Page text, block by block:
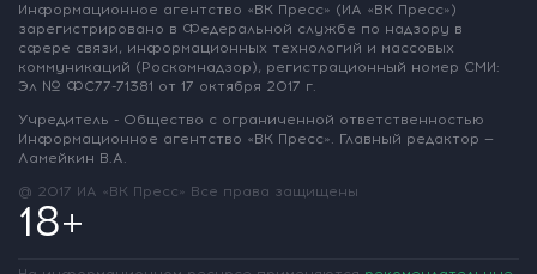
Информационное агентство «ВК Пресс» (ИА «ВК Пресс»)
зарегистрировано в Федеральной службе по надзору в
сфере связи, информационных технологий и массовых
коммуникаций (Роскомнадзор), регистрационный номер СМИ:
Эл № ФС77-71381 от 17 октября 2017 г.
Учредитель - Общество с ограниченной ответственностью
Информационное агентство «ВК Пресс». Главный редактор —
Ламейкин В.А.
@ 2017 ИА «ВК Пресс» Все права защищены
18+